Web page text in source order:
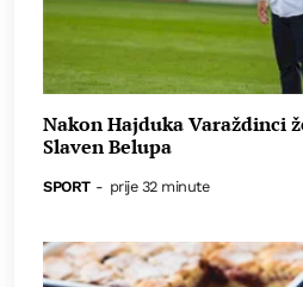
Nakon Hajduka Varaždinci
Slaven Belupa
SPORT - prije 32 minute